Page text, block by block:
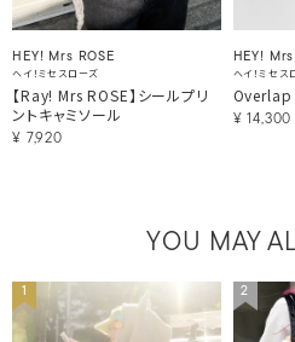
HEY! Mrs ROSE
ヘイ！ミセスローズ
【Ray! Mrs ROSE】シールプリ
ントキャミソール
¥ 7,920
HEY!
ヘイ！ミセス
¥ 14,300
YOU MAY
1 2